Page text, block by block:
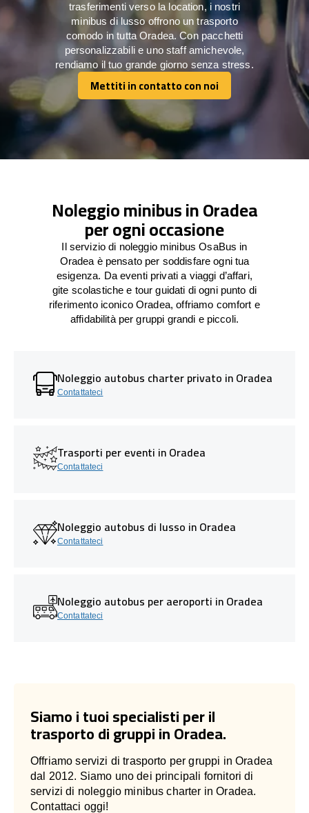
trasferimenti verso la location, i nostri
minibus di lusso offrono un trasporto
comodo in tutta Oradea. Con pacchetti
personalizzabili e uno staff amichevole,
rendiamo il tuo grande giorno senza stress.
Mettiti in contatto con noi
Mettiti in contatto con noi
Noleggio minibus in Oradea
per ogni occasione
Il servizio di noleggio minibus OsaBus in
Oradea è pensato per soddisfare ogni tua
esigenza. Da eventi privati a viaggi d’affari,
gite scolastiche e tour guidati di ogni punto di
riferimento iconico Oradea, offriamo comfort e
affidabilità per gruppi grandi e piccoli.
Noleggio autobus charter privato in Oradea
Contattateci
Trasporti per eventi in Oradea
Contattateci
Noleggio autobus di lusso in Oradea
Contattateci
Noleggio autobus per aeroporti in Oradea
Contattateci
Siamo i tuoi specialisti per il
trasporto di gruppi in Oradea.
Offriamo servizi di trasporto per gruppi in Oradea
dal 2012. Siamo uno dei principali fornitori di
servizi di noleggio minibus charter in Oradea.
Contattaci oggi!